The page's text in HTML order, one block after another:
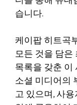
습니다.
케이팝 히트곡
모든 것을 담은
목록을 갖춘 이
소셜 미디어의
고 있으며, 사